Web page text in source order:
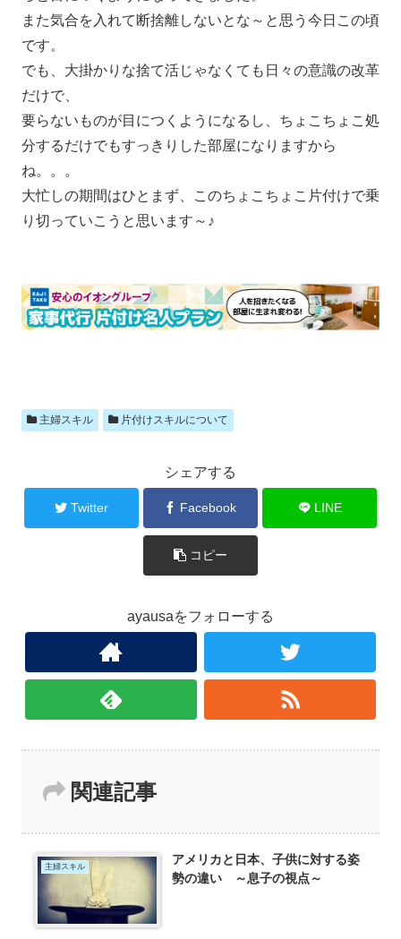
また気合を入れて断捨離しないとな～と思う今日この頃
です。
でも、大掛かりな捨て活じゃなくても日々の意識の改革
だけで、
要らないものが目につくようになるし、ちょこちょこ処
分するだけでもすっきりした部屋になりますから
ね。。。
大忙しの期間はひとまず、このちょこちょこ片付けで乗
り切っていこうと思います～♪
主婦スキル 片付けスキルについて
シェアする
Twitter Facebook LINE
コピー
ayausaをフォローする
関連記事
主婦スキル
アメリカと日本、子供に対する姿
勢の違い ～息子の視点～